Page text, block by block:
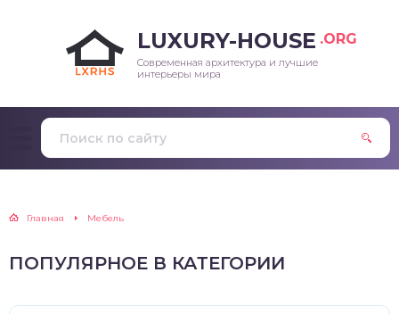
LUXURY-HOUSE .ORG
Современная архитектура и лучшие
интерьеры мира
Главная Мебель
ПОПУЛЯРНОЕ В КАТЕГОРИИ